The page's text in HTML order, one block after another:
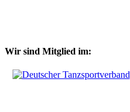
Wir sind Mitglied im: